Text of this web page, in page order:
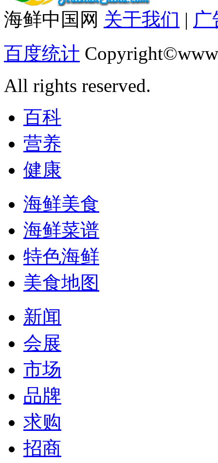
海鲜中国网 关于我们 | 广
百度统计
All rights reserved.
百科
营养
健康
海鲜美食
海鲜菜谱
特色海鲜
美食地图
新闻
会展
市场
品牌
求购
招商